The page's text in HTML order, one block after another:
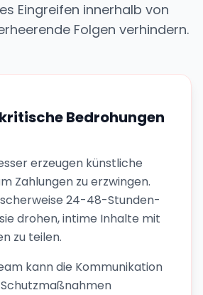
Eingreifen innerhalb von
Folgen verhindern.
Bedrohungen
erzeugen künstliche
Zahlungen zu erzwingen.
24-48-Stunden-
drohen, intime Inhalte mit
zu teilen.
kann die Kommunikation